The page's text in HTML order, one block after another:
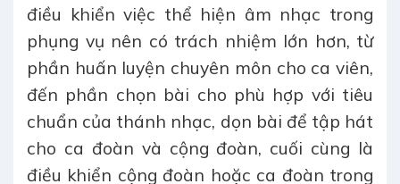
điều khiển việc thể hiện âm nhạc trong
phụng vụ nên có trách nhiệm lớn hơn, từ
phần huấn luyện chuyên môn cho ca viên,
đến phần chọn bài cho phù hợp với tiêu
chuẩn của thánh nhạc, dọn bài để tập hát
cho ca đoàn và cộng đoàn, cuối cùng là
điều khiển cộng đoàn hoặc ca đoàn trong